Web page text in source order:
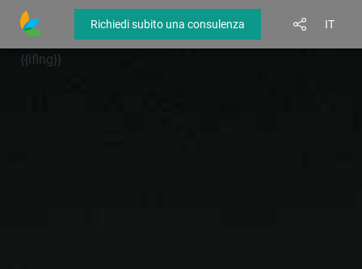
Richiedi subito una consulenza
{{iflng}}